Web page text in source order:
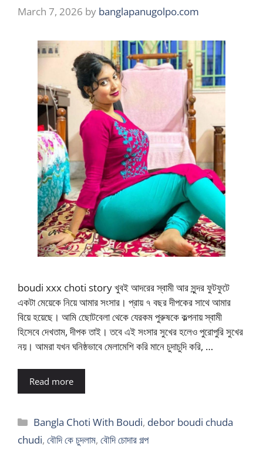
March 7, 2026 by banglapanugolpo.com
boudi xxx choti story খুবই আদরের স্বামী আর সুন্দর ফুটফুটে
একটা মেয়েকে নিয়ে আমার সংসার। প্রায় ৭ বছর দীপকের সাথে আমার
বিয়ে হয়েছে। আমি ছোেটবেলা থেকে যেরকম পুরুষকে কল্পনায় স্বামী
হিসেবে দেখতাম, দীপক তাই। তবে এই সংসার সুখের হলেও পুরােপুরি সুখের
নয়। আমরা যখন ঘনিষ্ঠভাবে মেলামেশি করি মানে চুদাচুদি করি, …
Read more
Categories
Bangla Choti With Boudi, debor boudi chuda
chudi, বৌদি কে চুদলাম, বৌদি চোদার গল্প